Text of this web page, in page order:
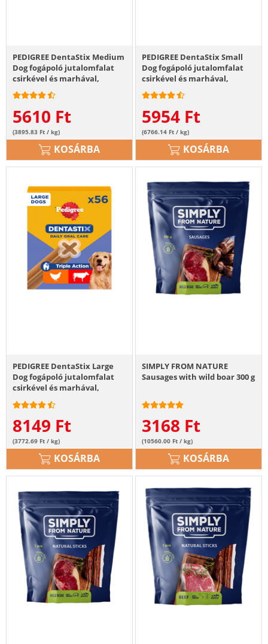
PEDIGREE DentaStix Medium
Dog fogápoló jutalomfalat
csirkével és marhával,
közepes testű felnőtt
kutyáknak 56db - 8x180g
5610 Ft
(3895.83 Ft / kg)
KOSÁRBA
PEDIGREE DentaStix Small
Dog fogápoló jutalomfalat
csirkével és marhával,
kistestű felnőtt kutyáknak
56db - 8x110g
5954 Ft
(6766.14 Ft / kg)
KOSÁRBA
PEDIGREE DentaStix Large
Dog fogápoló jutalomfalat
csirkével és marhával,
nagytestű felnőtt kutyáknak
56db - 8x270g
8149 Ft
(3772.69 Ft / kg)
KOSÁRBA
SIMPLY FROM NATURE
Sausages with wild boar 300 g
3168 Ft
(10560.00 Ft / kg)
KOSÁRBA